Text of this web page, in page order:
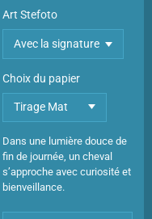
Art Stefoto
Choix du papier
Dans une lumière douce de
fin de journée, un cheval
s’approche avec curiosité et
bienveillance.